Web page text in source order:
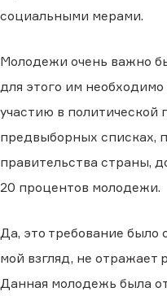
социальными мерами.
Молодежи очень важно
для этого им необходимо
участию в политической
предвыборных списках,
правительства страны,
20 процентов молодежи.
Да, это требование было
мой взгляд, не отражает
Данная молодежь была